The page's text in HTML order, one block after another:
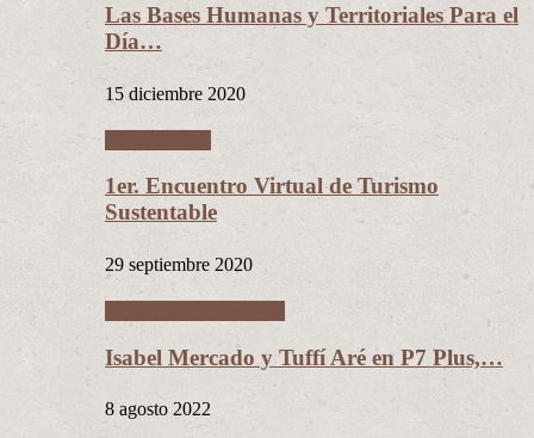
Las Bases Humanas y Territoriales Para el
Día…
15 diciembre 2020
1er. Encuentro Virtual de Turismo
Sustentable
29 septiembre 2020
Isabel Mercado y Tuffí Aré en P7 Plus,…
8 agosto 2022